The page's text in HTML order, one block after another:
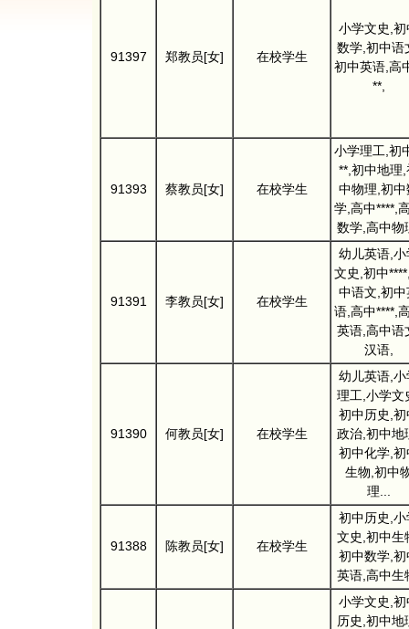
91397 郑教员[女] 在校学生
小学文史,初
数学,初中语
初中英语,高
**,
91393 蔡教员[女] 在校学生
小学理工,初
**,初中地理,
中物理,初中
学,高中****,
数学,高中物
91391 李教员[女] 在校学生
幼儿英语,小
文史,初中
中语文,初中
语,高中****,
英语,高中语
汉语,
91390 何教员[女] 在校学生
幼儿英语,小
理工,小学文
初中历史,初
政治,初中地
初中化学,初
生物,初中
理...
91388 陈教员[女] 在校学生
初中历史,小
文史,初中生
初中数学,初
英语,高中生
小学文史,初
历史,初中地